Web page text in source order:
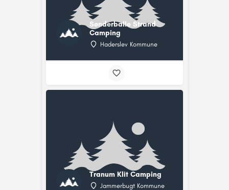
Sønderballe Strand
Camping
Haderslev Kommune
Tranum Klit Camping
Jammerbugt Kommune